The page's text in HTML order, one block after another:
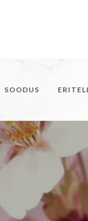
SOODUS